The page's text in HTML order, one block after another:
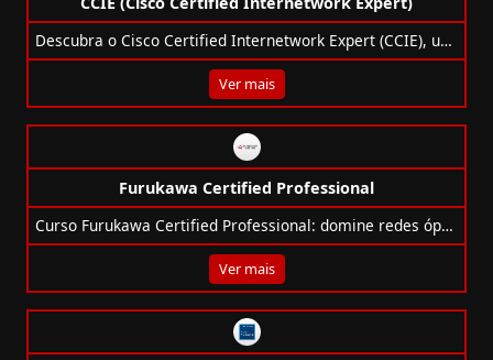
Descubra o Cisco Certified Internetwork Expert (CCIE), uma certificação avançada que valida habilidades em infraestrutura de TI com salários atrativos.
Ver mais
Furukawa Certified Professional
Curso Furukawa Certified Professional: domine redes ópticas e metálicas, cabeamento estruturado e certificações.
Ver mais